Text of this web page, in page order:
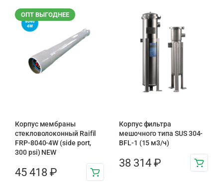
ОПТ ВЫГОДНЕЕ
Корпус мембраны
стекловолоконный Raifil
FRP-8040-4W (side port,
300 psi) NEW
45 418 ₽
Корпус фильтра
мешочного типа SUS 304-
BFL-1 (15 м3/ч)
38 314 ₽